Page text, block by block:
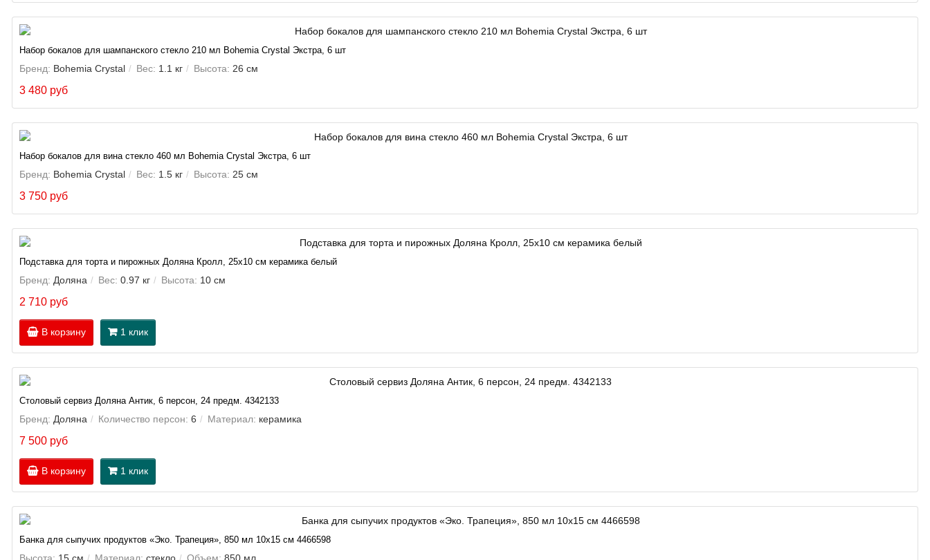
Набор бокалов для шампанского стекло 210 мл Bohemia Crystal Экстра, 6 шт
Бренд: Bohemia Crystal Вес: 1.1 кг Высота: 26 см
3 480 руб
Набор бокалов для вина стекло 460 мл Bohemia Crystal Экстра, 6 шт
Бренд: Bohemia Crystal Вес: 1.5 кг Высота: 25 см
3 750 руб
Подставка для торта и пирожных Доляна Кролл, 25х10 см керамика белый
Бренд: Доляна Вес: 0.97 кг Высота: 10 см
2 710 руб
В корзину 1 клик
Столовый сервиз Доляна Антик, 6 персон, 24 предм. 4342133
Бренд: Доляна Количество персон: 6 Материал: керамика
7 500 руб
В корзину 1 клик
Банка для сыпучих продуктов «Эко. Трапеция», 850 мл 10x15 см 4466598